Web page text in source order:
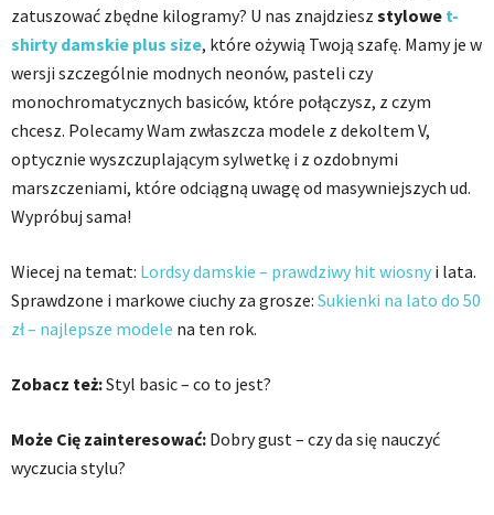
zatuszować zbędne kilogramy? U nas znajdziesz stylowe t-
shirty damskie plus size, które ożywią Twoją szafę. Mamy je w
wersji szczególnie modnych neonów, pasteli czy
monochromatycznych basiców, które połączysz, z czym
chcesz. Polecamy Wam zwłaszcza modele z dekoltem V,
optycznie wyszczuplającym sylwetkę i z ozdobnymi
marszczeniami, które odciągną uwagę od masywniejszych ud.
Wypróbuj sama!
Wiecej na temat: Lordsy damskie – prawdziwy hit wiosny i lata.
Sprawdzone i markowe ciuchy za grosze: Sukienki na lato do 50
zł – najlepsze modele na ten rok.
Zobacz też:Styl basic – co to jest?
Może Cię zainteresować: Dobry gust – czy da się nauczyć
wyczucia stylu?